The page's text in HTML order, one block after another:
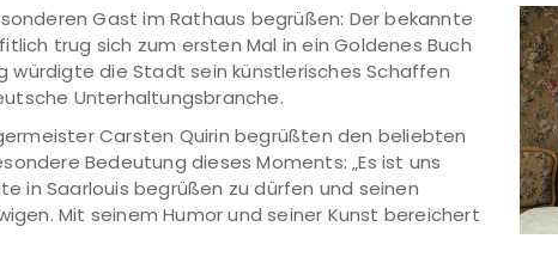
Gast im Rathaus begrüßen: Der bekannte
trug sich zum ersten Mal in ein Goldenes Buch
würdigte die Stadt sein künstlerisches Schaffen
Unterhaltungsbranche.
Carsten Quirin begrüßten den beliebten
Bedeutung dieses Moments: „Es ist uns
in Saarlouis begrüßen zu dürfen und seinen
Mit seinem Humor und seiner Kunst bereichert